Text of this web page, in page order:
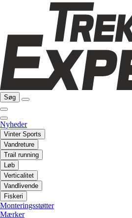
Søg
Nyheder
Vinter Sports
Vandreture
Trail running
Løb
Verticalitet
Vandlivende
Fiskeri
Monteringsstøtter
Mærker